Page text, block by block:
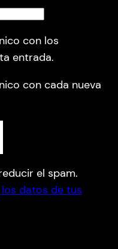
con los
entrada.
con cada nueva
el spam.
datos de tus